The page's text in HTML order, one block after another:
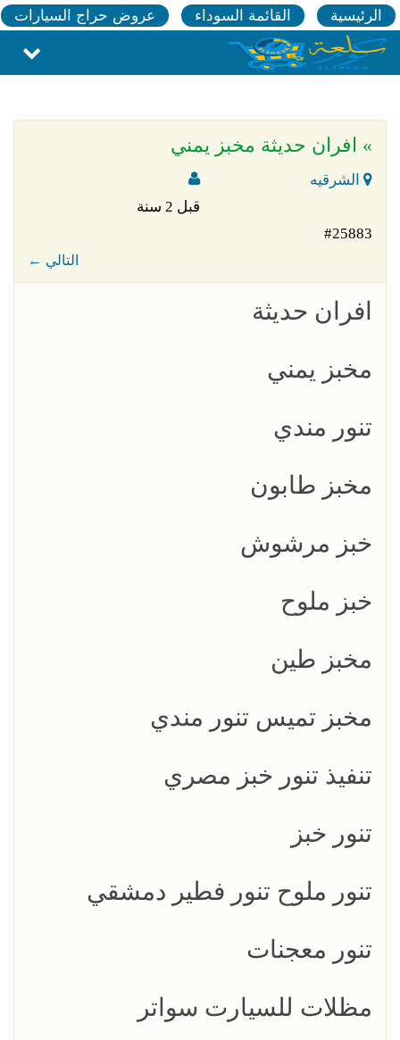
الرئيسية القائمة السوداء عروض حراج السيارات
» افران حديثة مخبز يمني
الشرقيه
قبل 2 سنة
#25883
← التالي
افران حديثة
مخبز يمني
تنور مندي
مخبز طابون
خبز مرشوش
خبز ملوح
مخبز طين
مخبز تميس تنور مندي
تنفيذ تنور خبز مصري
تنور خبز
تنور ملوح تنور فطير دمشقي
تنور معجنات
مظلات للسيارت سواتر